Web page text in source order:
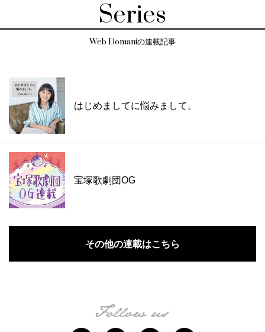
Series
Web Domaniの連載記事
はじめましてに悩みまして。
宝塚歌劇団OG
その他の連載はこちら